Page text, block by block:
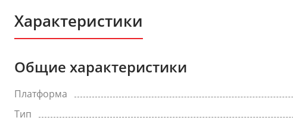
Характеристики
Общие характеристики
Платформа
Тип